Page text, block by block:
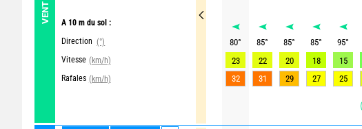
VENT
A 10 m du sol :
Direction (°)
Vitesse (km/h)
Rafales (km/h)
80° 85° 85° 85° 95°
23
22 20 18 15
32
31 29 27 25